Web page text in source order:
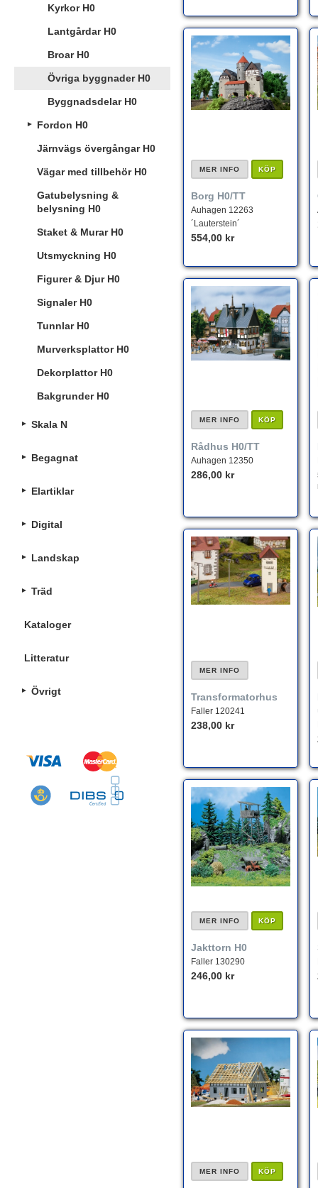
Kyrkor H0
Lantgårdar H0
Broar H0
Övriga byggnader H0
Byggnadsdelar H0
Fordon H0
Järnvägs övergångar H0
Vägar med tillbehör H0
Gatubelysning &
belysning H0
Staket & Murar H0
Utsmyckning H0
Figurer & Djur H0
Signaler H0
Tunnlar H0
Murverksplattor H0
Dekorplattor H0
Bakgrunder H0
Skala N
Begagnat
Elartiklar
Digital
Landskap
Träd
Kataloger
Litteratur
Övrigt
MER INFO KÖP
Borg H0/TT
Auhagen 12263
´Lauterstein´
554,00 kr
MER INFO KÖP
Rådhus H0/TT
Auhagen 12350
286,00 kr
MER INFO
Transformatorhus
Faller 120241
238,00 kr
MER INFO KÖP
Jakttorn H0
Faller 130290
246,00 kr
MER INFO KÖP